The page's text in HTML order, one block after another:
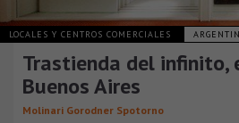
LOCALES Y CENTROS COMERCIALES
Trastienda del infinito,
Buenos Aires
Molinari Gorodner Spotorno